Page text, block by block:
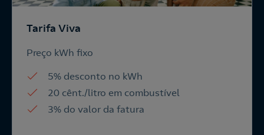
Tarifa Viva
Preço kWh fixo
5% desconto no kWh
20 cênt./litro em combustível
3% do valor da fatura